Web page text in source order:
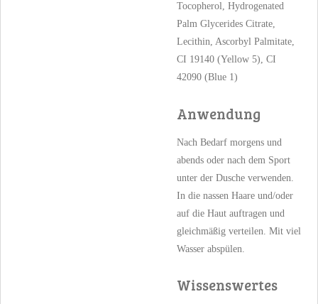
Tocopherol, Hydrogenated
Palm Glycerides Citrate,
Lecithin, Ascorbyl Palmitate,
CI 19140 (Yellow 5), CI
42090 (Blue 1)
Anwendung
Nach Bedarf morgens und
abends oder nach dem Sport
unter der Dusche verwenden.
In die nassen Haare und/oder
auf die Haut auftragen und
gleichmäßig verteilen. Mit viel
Wasser abspülen.
Wissenswertes